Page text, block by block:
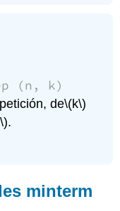
(n, k)
de\(k\)
.
minterm